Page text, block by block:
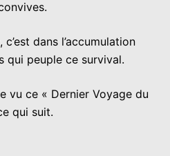
dans l’accumulation
qui peuple ce survival.
vu ce « Dernier Voyage du
qui suit.